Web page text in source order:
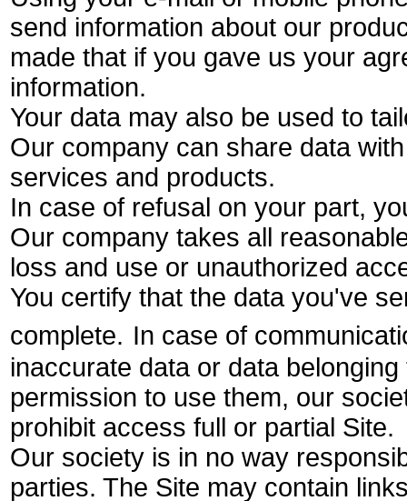
send information about our
made that if you gave us your
information.
Your data may also be used to
Our company can share data
services and products.
In case of refusal on your part,
Our company takes all
loss and use or unauthorized
You certify that the data you've
complete. In case of
inaccurate data or data
permission to use them, our
prohibit access full or partial Site.
Our society is in no way
parties. The Site may contain